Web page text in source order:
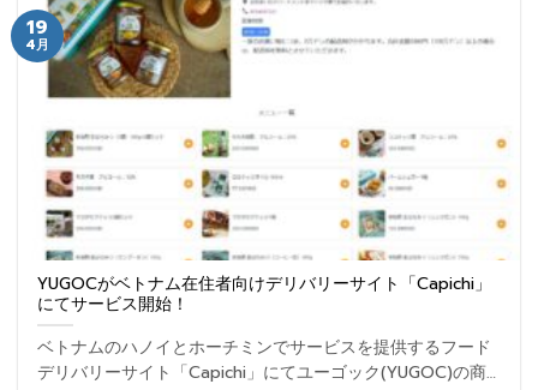
YUGOCがベトナム在住者向けデリバリーサイト「Capichi」
にてサービス開始！
ベトナムのハノイとホーチミンでサービスを提供するフード
デリバリーサイト「Capichi」にてユーゴック(YUGOC)の商
19
4月